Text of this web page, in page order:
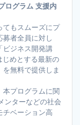
ログラム 支援内
もスムーズにプ
者全員に対し
ビジネス開発講
めとする最新の
無料で提供しま
プログラムに関
ンターなどの社会
チベーション高